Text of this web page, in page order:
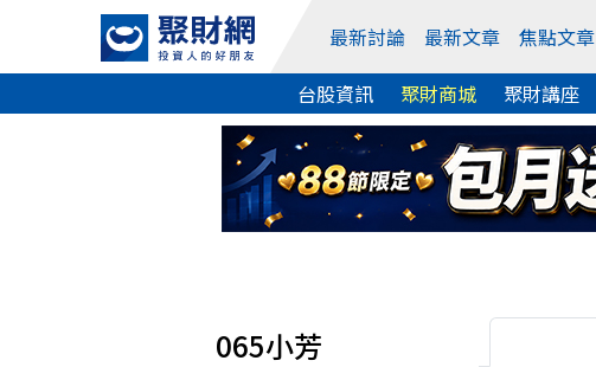
最新討論 最新文章 焦點文章
台股資訊 聚財商城 聚財講座
065小芳